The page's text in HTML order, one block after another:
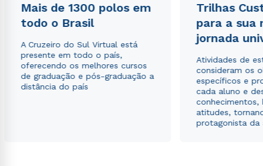
Mais de 1300 polos em
todo o Brasil
A Cruzeiro do Sul Virtual está
presente em todo o país,
oferecendo os melhores cursos
de graduação e pós-graduação a
distância do país
Trilhas
para a sua
jornada
Atividades de
consideram os
específicos e
cada aluno e
conhecimentos,
atitudes,
protagonista da